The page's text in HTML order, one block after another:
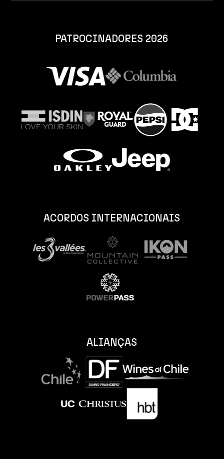
PATROCINADORES 2026
ACORDOS INTERNACIONAIS
ALIANÇAS